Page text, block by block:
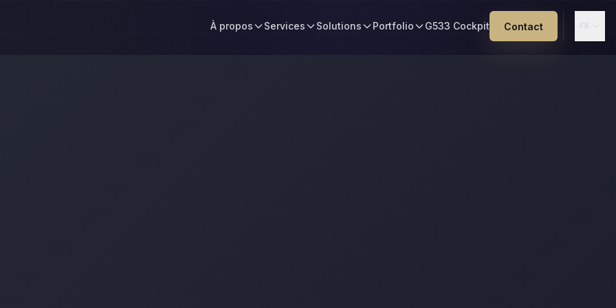
À propos Services Solutions Portfolio G533 Cockpit Contact FR